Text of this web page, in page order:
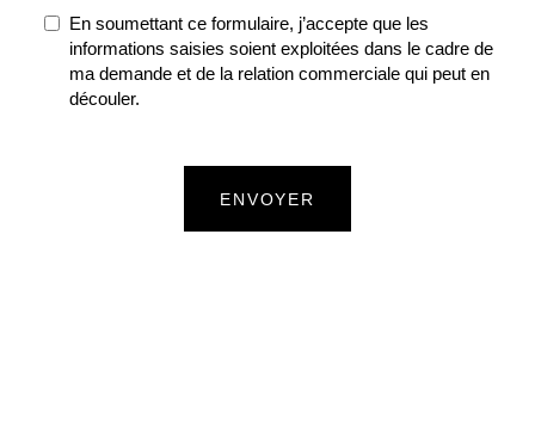
En soumettant ce formulaire, j’accepte que les
informations saisies soient exploitées dans le cadre de
ma demande et de la relation commerciale qui peut en
découler.